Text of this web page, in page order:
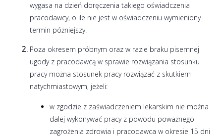
wygasa na dzień doręczenia takiego oświadczenia
pracodawcy, o ile nie jest w oświadczeniu wymieniony
termin póżniejszy.
Poza okresem próbnym oraz w razie braku pisemnej
ugody z pracodawcą w sprawie rozwiązania stosunku
pracy można stosunek pracy rozwiązać z skutkiem
natychmiastowym, jeżeli:
w zgodzie z zaświadczeniem lekarskim nie można
dalej wykonywać pracy z powodu poważnego
zagrożenia zdrowia i pracodawca w okresie 15 dni